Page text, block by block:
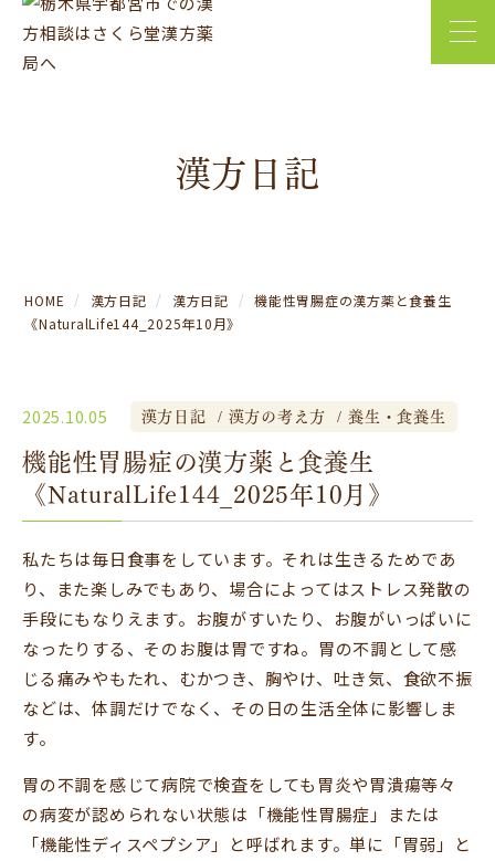
漢方日記
HOME 漢方日記 漢方日記
機能性胃腸症の漢方薬と食養生
《NaturalLife144_2025年10月》
2025.10.05 漢方日記 漢方の考え方 養生・食養生
機能性胃腸症の漢方薬と食養生
《NaturalLife144_2025年10月》
私たちは毎日食事をしています。それは生きるためであ
り、また楽しみでもあり、場合によってはストレス発散の
手段にもなりえます。お腹がすいたり、お腹がいっぱいに
なったりする、そのお腹は胃ですね。胃の不調として感
じる痛みやもたれ、むかつき、胸やけ、吐き気、食欲不振
などは、体調だけでなく、その日の生活全体に影響しま
す。
胃の不調を感じて病院で検査をしても胃炎や胃潰瘍等々
の病変が認められない状態は「機能性胃腸症」または
「機能性ディスペプシア」と呼ばれます。単に「胃弱」と